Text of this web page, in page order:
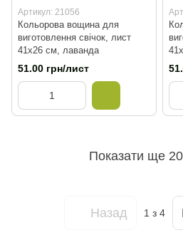
Артикул: 21056
Кольорова вощина для
виготовлення свічок, лист
41х26 см, лаванда
51.00 грн/лист
Показати ще 20
Назад 1 з 4